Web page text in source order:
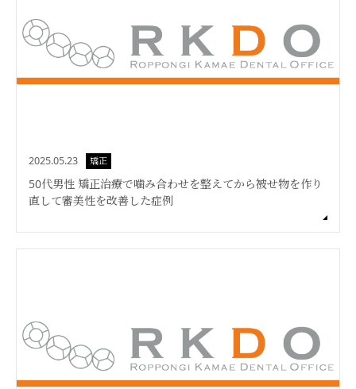
2025.05.23 矯正
50代男性 矯正治療で噛み合わせを整えてから被せ物を作り
直して審美性を改善した症例